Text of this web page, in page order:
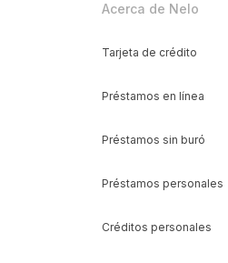
Acerca de Nelo
Tarjeta de crédito
Préstamos en línea
Préstamos sin buró
Préstamos personales
Créditos personales